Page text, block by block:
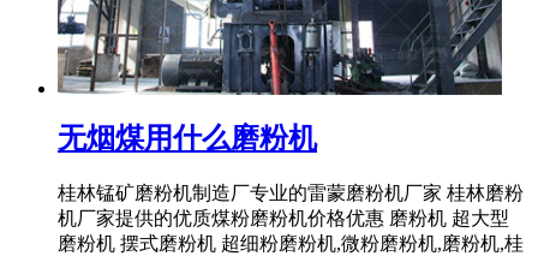
无烟煤用什么磨粉机
桂林锰矿磨粉机制造厂专业的雷蒙磨粉机厂家 桂林磨粉
机厂家提供的优质煤粉磨粉机价格优惠 磨粉机 超大型
磨粉机 摆式磨粉机 超细粉磨粉机,微粉磨粉机,磨粉机,桂